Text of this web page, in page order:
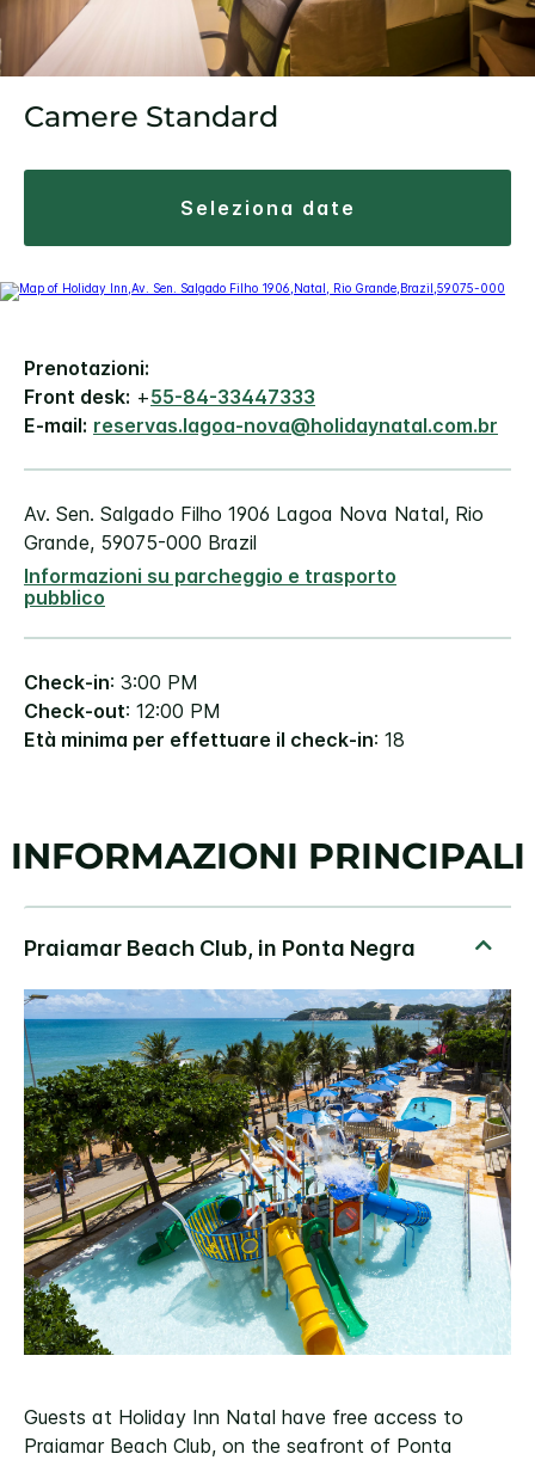
Camere Standard
seleziona date
Prenotazioni:
Front desk: +55-84-33447333
E-mail: reservas.lagoa-nova@holidaynatal.com.br
Av. Sen. Salgado Filho 1906 Lagoa Nova Natal, Rio
Grande, 59075-000 Brazil
Informazioni su parcheggio e trasporto
pubblico
Check-in: 3:00 PM
Check-out: 12:00 PM
Età minima per effettuare il check-in: 18
INFORMAZIONI PRINCIPALI
Guests at Holiday Inn Natal have free access to
Praiamar Beach Club, on the seafront of Ponta